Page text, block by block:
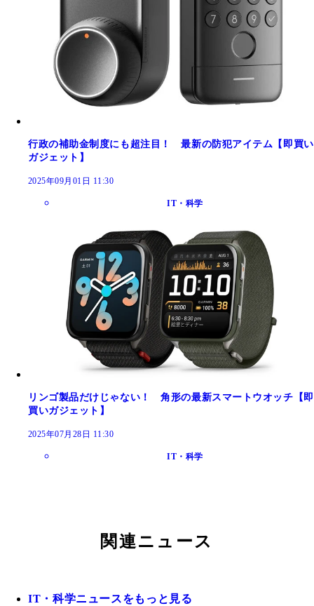
行政の補助金制度にも超注目！ 最新の防犯アイテム【即買い
ガジェット】
2025年09月01日 11:30
IT・科学
リンゴ製品だけじゃない！ 角形の最新スマートウオッチ【即
買いガジェット】
2025年07月28日 11:30
IT・科学
関連ニュース
IT・科学ニュースをもっと見る